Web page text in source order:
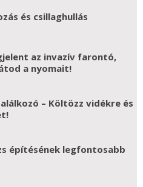
és csillaghullás
az invazív farontó,
a nyomait!
– Költözz vidékre és
építésének legfontosabb